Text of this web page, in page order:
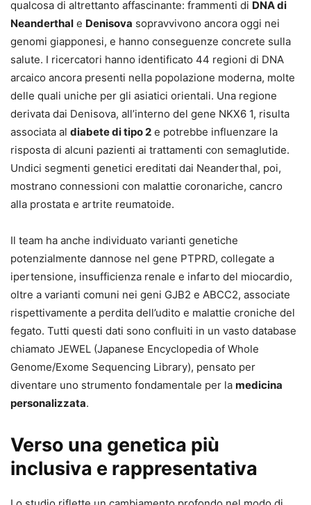
qualcosa di altrettanto affascinante: frammenti di DNA di
Neanderthal e Denisova sopravvivono ancora oggi nei
genomi giapponesi, e hanno conseguenze concrete sulla
salute. I ricercatori hanno identificato 44 regioni di DNA
arcaico ancora presenti nella popolazione moderna, molte
delle quali uniche per gli asiatici orientali. Una regione
derivata dai Denisova, all’interno del gene NKX6 1, risulta
associata al diabete di tipo 2 e potrebbe influenzare la
risposta di alcuni pazienti ai trattamenti con semaglutide.
Undici segmenti genetici ereditati dai Neanderthal, poi,
mostrano connessioni con malattie coronariche, cancro
alla prostata e artrite reumatoide.
Il team ha anche individuato varianti genetiche
potenzialmente dannose nel gene PTPRD, collegate a
ipertensione, insufficienza renale e infarto del miocardio,
oltre a varianti comuni nei geni GJB2 e ABCC2, associate
rispettivamente a perdita dell’udito e malattie croniche del
fegato. Tutti questi dati sono confluiti in un vasto database
chiamato JEWEL (Japanese Encyclopedia of Whole
Genome/Exome Sequencing Library), pensato per
diventare uno strumento fondamentale per la medicina
personalizzata.
Verso una genetica più
inclusiva e rappresentativa